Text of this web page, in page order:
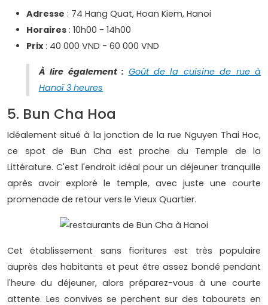
Adresse : 74 Hang Quat, Hoan Kiem, Hanoi
Horaires : 10h00 - 14h00
Prix : 40 000 VND - 60 000 VND
À lire également : Goût de la cuisine de rue à
Hanoï 3 heures
5. Bun Cha Hoa
Idéalement situé à la jonction de la rue Nguyen Thai Hoc,
ce spot de Bun Cha est proche du Temple de la
Littérature. C'est l'endroit idéal pour un déjeuner tranquille
après avoir exploré le temple, avec juste une courte
promenade de retour vers le Vieux Quartier.
Cet établissement sans fioritures est très populaire
auprès des habitants et peut être assez bondé pendant
l'heure du déjeuner, alors préparez-vous à une courte
attente. Les convives se perchent sur des tabourets en